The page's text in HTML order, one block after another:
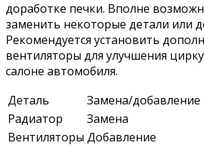
доработке печки. Вполне
заменить некоторые детали или
Рекомендуется установить
вентиляторы для улучшения
салоне автомобиля.
Деталь
Замена/добавление
Радиатор
Замена
Вентиляторы Добавление